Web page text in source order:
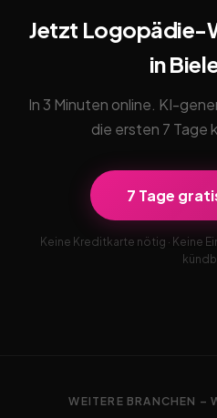
Jetzt Logopädie-
in
In 3 Minuten online. KI-
die ersten 7 Tage
7 Tage
Keine Kreditkarte nötig · Keine
WEITERE BRANCHEN –